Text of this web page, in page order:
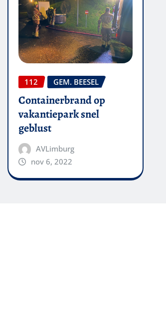
112 GEM. BEESEL
Containerbrand op
vakantiepark snel
geblust
AVLimburg
nov 6, 2022